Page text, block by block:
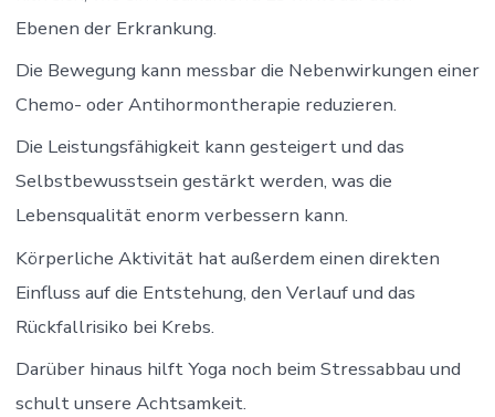
Ebenen der Erkrankung.
Die Bewegung kann messbar die Nebenwirkungen einer
Chemo- oder Antihormontherapie reduzieren.
Die Leistungsfähigkeit kann gesteigert und das
Selbstbewusstsein gestärkt werden, was die
Lebensqualität enorm verbessern kann.
Körperliche Aktivität hat außerdem einen direkten
Einfluss auf die Entstehung, den Verlauf und das
Rückfallrisiko bei Krebs.
Darüber hinaus hilft Yoga noch beim Stressabbau und
schult unsere Achtsamkeit.